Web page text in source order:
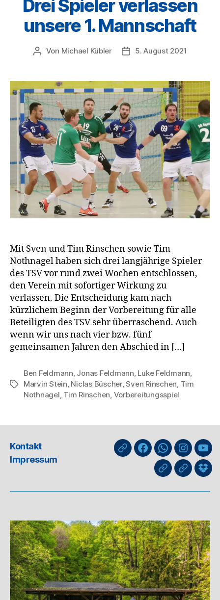
Drei Spieler verlassen
unsere 1. Mannschaft
Beitragsautor
Von Michael Kübler Veröffentlichungsdatum
5. August 2021
Mit Sven und Tim Rinschen sowie Tim
Nothnagel haben sich drei langjährige Spieler
des TSV vor rund zwei Wochen entschlossen,
den Verein mit sofortiger Wirkung zu
verlassen. Die Entscheidung kam nach
kürzlichem Beginn der Vorbereitung für alle
Beteiligten des TSV sehr überraschend. Auch
wenn wir uns nach vier bzw. fünf
gemeinsamen Jahren den Abschied in […]
Schlagwörter
Ben Feldmann, Jonas Feldmann, Luke Feldmann,
Marvin Stein, Niclas Büscher,Sven Rinschen, Tim
Nothnagel, Tim Rinschen, Vorbereitungsspiel
Kontakt
Impressum
nuLigaFacebookWhatsApp-
Kanal
GIPHYThreads